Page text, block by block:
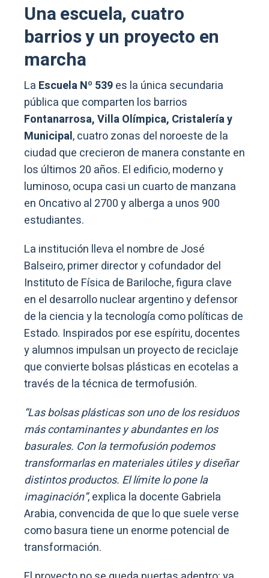
Una escuela, cuatro
barrios y un proyecto en
marcha
La Escuela Nº 539es la única secundaria
pública que comparten los barrios
Fontanarrosa, Villa Olímpica, Cristalería y
Municipal, cuatro zonas del noroeste de la
ciudad que crecieron de manera constante en
los últimos 20 años. El edificio, moderno y
luminoso, ocupa casi un cuarto de manzana
en Oncativo al 2700 y alberga a unos 900
estudiantes.
La institución lleva el nombre de José
Balseiro, primer director y cofundador del
Instituto de Física de Bariloche, figura clave
en el desarrollo nuclear argentino y defensor
de la ciencia y la tecnología como políticas de
Estado. Inspirados por ese espíritu, docentes
y alumnos impulsan un proyecto de reciclaje
que convierte bolsas plásticas en ecotelas a
través de la técnica de termofusión.
“Las bolsas plásticas son uno de los residuos
más contaminantes y abundantes en los
basurales. Con la termofusión podemos
transformarlas en materiales útiles y diseñar
distintos productos. El límite lo pone la
imaginación”, explica la docente Gabriela
Arabia, convencida de que lo que suele verse
como basura tiene un enorme potencial de
transformación.